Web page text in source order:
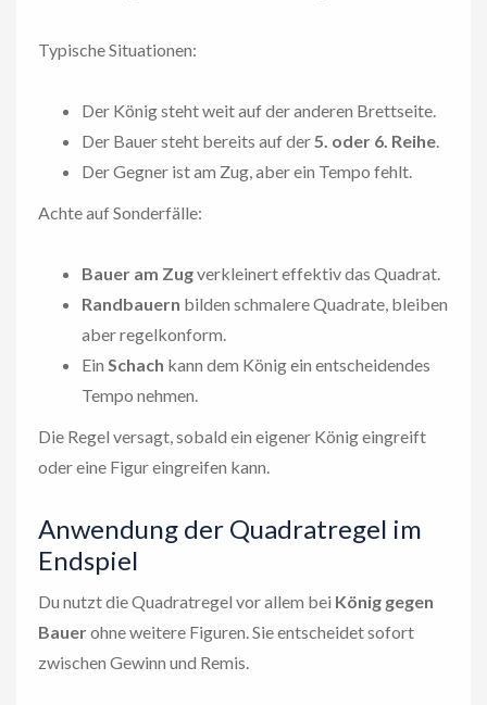
Typische Situationen:
Der König steht weit auf der anderen Brettseite.
Der Bauer steht bereits auf der5. oder 6. Reihe.
Der Gegner ist am Zug, aber ein Tempo fehlt.
Achte auf Sonderfälle:
Bauer am Zugverkleinert effektiv das Quadrat.
Randbauern bilden schmalere Quadrate, bleiben
aber regelkonform.
Ein Schach kann dem König ein entscheidendes
Tempo nehmen.
Die Regel versagt, sobald ein eigener König eingreift
oder eine Figur eingreifen kann.
Anwendung der Quadratregel im
Endspiel
Du nutzt die Quadratregel vor allem bei König gegen
Bauerohne weitere Figuren. Sie entscheidet sofort
zwischen Gewinn und Remis.